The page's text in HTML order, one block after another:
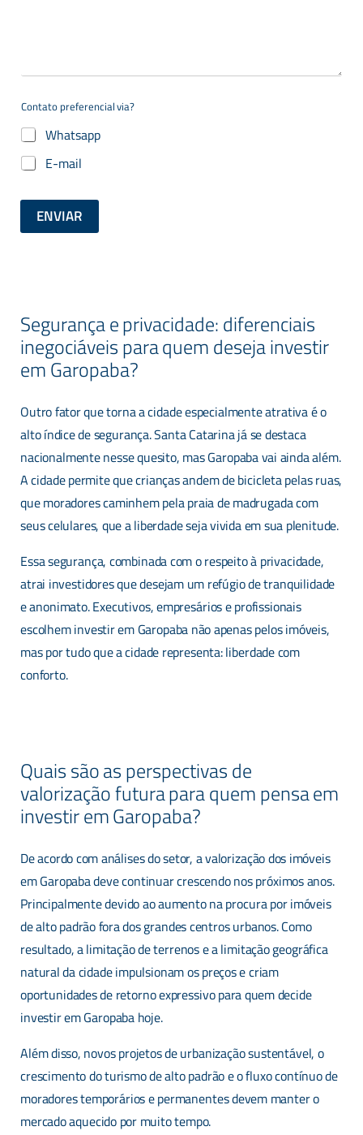
Whatsapp
E-mail
Mensagem Completo Nome
Mensagem
Whatsapp
E-mail
ENVIAR
Segurança e privacidade: diferenciais
inegociáveis para quem deseja investir
em Garopaba?
Outro fator que torna a cidade especialmente atrativa é o
alto índice de segurança. Santa Catarina já se destaca
nacionalmente nesse quesito, mas Garopaba vai ainda além.
A cidade permite que crianças andem de bicicleta pelas ruas,
que moradores caminhem pela praia de madrugada com
seus celulares, que a liberdade seja vivida em sua plenitude.
Essa segurança, combinada com o respeito à privacidade,
atrai investidores que desejam um refúgio de tranquilidade
e anonimato. Executivos, empresários e profissionais
escolhem investir em Garopaba não apenas pelos imóveis,
mas por tudo que a cidade representa: liberdade com
conforto.
Quais são as perspectivas de
valorização futura para quem pensa em
investir em Garopaba?
De acordo com análises do setor, a valorização dos imóveis
em Garopaba deve continuar crescendo nos próximos anos.
Principalmente devido ao aumento na procura por imóveis
de alto padrão fora dos grandes centros urbanos. Como
resultado, a limitação de terrenos e a limitação geográfica
natural da cidade impulsionam os preços e criam
oportunidades de retorno expressivo para quem decide
investir em Garopaba hoje.
Além disso, novos projetos de urbanização sustentável, o
crescimento do turismo de alto padrão e o fluxo contínuo de
moradores temporários e permanentes devem manter o
mercado aquecido por muito tempo.
Zoneamento ZM1 em
Garopaba: o que é
permitido construir no
Parcelamento de lotes em
Garopaba, sem banco